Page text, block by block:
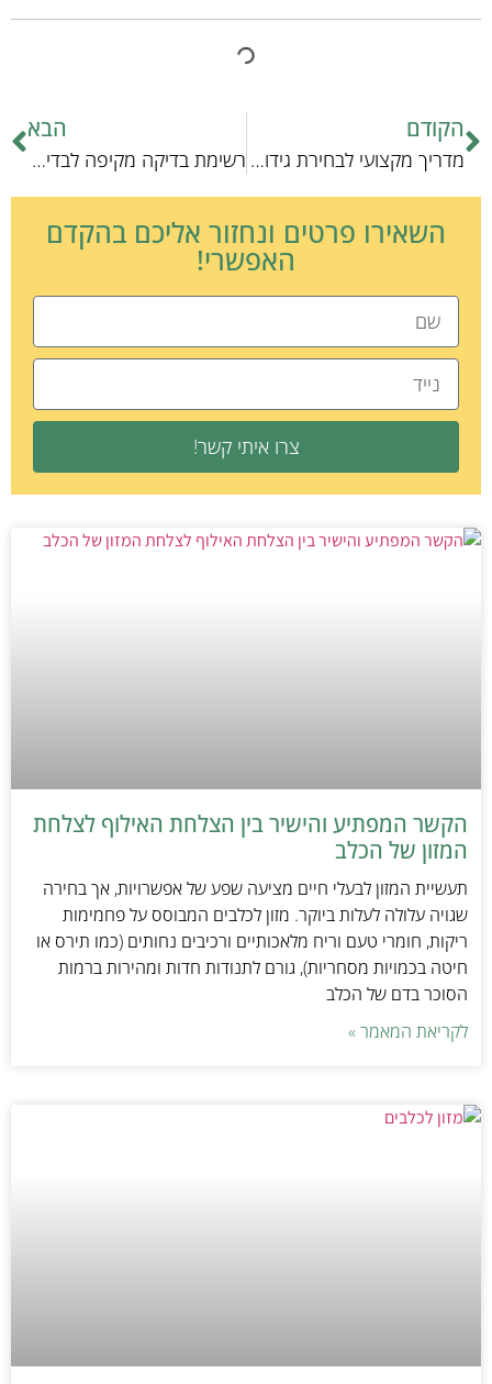
הקודם
מדריך מקצועי לבחירת גידול עכברים יצירתי
הבא
רשימת בדיקה מקיפה לבדיקות מים מהירות: הכלים והטכניקות
השאירו פרטים ונחזור אליכם בהקדם
האפשרי!
צרו איתי קשר!
הקשר המפתיע והישיר בין הצלחת האילוף לצלחת
המזון של הכלב
תעשיית המזון לבעלי חיים מציעה שפע של אפשרויות, אך בחירה
שגויה עלולה לעלות ביוקר. מזון לכלבים המבוסס על פחמימות
ריקות, חומרי טעם וריח מלאכותיים ורכיבים נחותים (כמו תירס או
חיטה בכמויות מסחריות), גורם לתנודות חדות ומהירות ברמות
הסוכר בדם של הכלב
לקריאת המאמר »